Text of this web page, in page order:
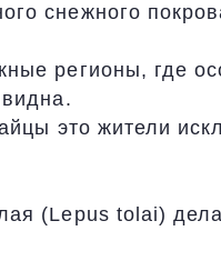
снежного
регионы, где
это жители
(Lepus tolai)